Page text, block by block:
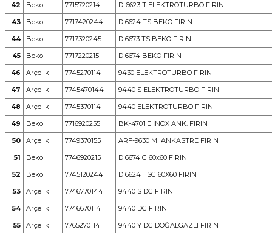
42
Beko 7715720214
D-6623 T ELEKTROTURBO FIRIN
43
Beko 7717420244
D 6624 TS BEKO FIRIN
44
Beko 7717320245
D 6673 TS BEKO FIRIN
45
Beko 7717220215
D 6674 BEKO FIRIN
46
Arçelik 7745270114
9430 ELEKTROTURBO FIRIN
47
Arçelik 7745470144
9440 S ELEKTROTURBO FIRIN
48
Arçelik 7745370114
9440 ELEKTROTURBO FIRIN
49
Beko 7716920255
BK-4701 E İNOX ANK. FIRIN
50
Arçelik 7749370155
ARF-9630 MI ANKASTRE FIRIN
51
Beko 7746920215
D 6674 G 60x60 FIRIN
52
Beko 7745120244
D 6624 TSG 60X60 FIRIN
53
Arçelik 7746770144
9440 S DG FIRIN
54
Arçelik 7746670114
9440 DG FIRIN
55
Arçelik 7765270114
9440 Y DG DOĞALGAZLI FIRIN